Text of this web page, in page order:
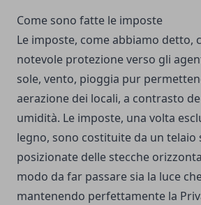
Come sono fatte le imposte
Le imposte, come abbiamo detto,
notevole protezione verso gli
sole, vento, pioggia pur
aerazione dei locali, a contrasto
umidità. Le imposte, una volta
legno, sono costituite da un telaio
posizionate delle stecche
modo da far passare sia la luce
mantenendo perfettamente la